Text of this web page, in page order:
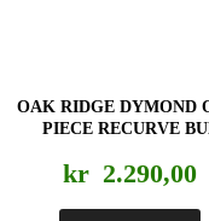
OAK RIDGE DYMOND
PIECE RECURVE
kr 2.290,00